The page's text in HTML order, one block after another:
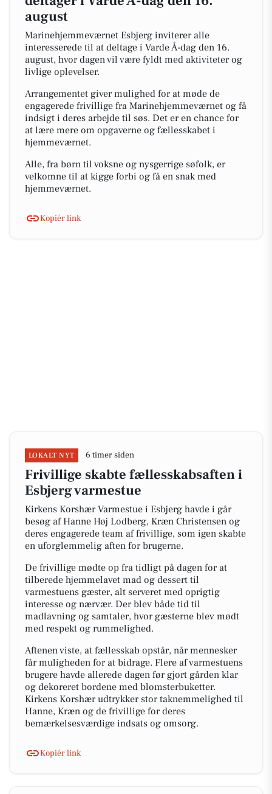
august
Marinehjemmeværnet Esbjerg inviterer alle
interesserede til at deltage i Varde Å-dag den 16.
august, hvor dagen vil være fyldt med aktiviteter og
livlige oplevelser.
Arrangementet giver mulighed for at møde de
engagerede frivillige fra Marinehjemmeværnet og få
indsigt i deres arbejde til søs. Det er en chance for
at lære mere om opgaverne og fællesskabet i
hjemmeværnet.
Alle, fra børn til voksne og nysgerrige søfolk, er
velkomne til at kigge forbi og få en snak med
hjemmeværnet.
Kopiér link
LOKALT NYT 6 timer siden
Frivillige skabte fællesskabsaften i
Esbjerg varmestue
Kirkens Korshær Varmestue i Esbjerg havde i går
besøg af Hanne Høj Lodberg, Kræn Christensen og
deres engagerede team af frivillige, som igen skabte
en uforglemmelig aften for brugerne.
De frivillige mødte op fra tidligt på dagen for at
tilberede hjemmelavet mad og dessert til
varmestuens gæster, alt serveret med oprigtig
interesse og nærvær. Der blev både tid til
madlavning og samtaler, hvor gæsterne blev mødt
med respekt og rummelighed.
Aftenen viste, at fællesskab opstår, når mennesker
får muligheden for at bidrage. Flere af varmestuens
brugere havde allerede dagen før gjort gården klar
og dekoreret bordene med blomsterbuketter.
Kirkens Korshær udtrykker stor taknemmelighed til
Hanne, Kræn og de frivillige for deres
bemærkelsesværdige indsats og omsorg.
Kopiér link